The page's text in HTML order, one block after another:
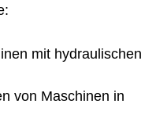
mit hydraulischen
von Maschinen in